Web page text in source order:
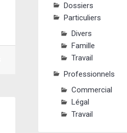
Dossiers
Particuliers
Divers
Famille
Travail
Professionnels
Commercial
Légal
Travail